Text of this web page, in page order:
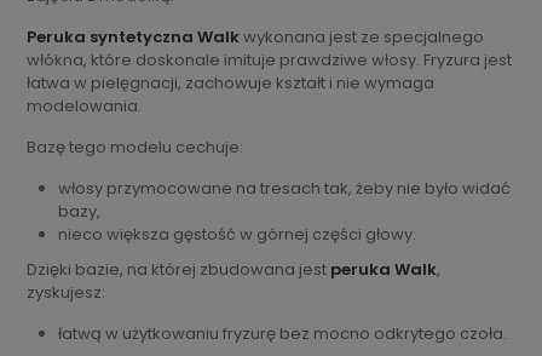
Peruka syntetyczna Walkwykonana jest ze specjalnego
włókna, które doskonale imituje prawdziwe włosy. Fryzura jest
łatwa w pielęgnacji, zachowuje kształt i nie wymaga
modelowania.
Bazę tego modelu cechuje:
włosy przymocowane na tresach tak, żeby nie było widać
bazy,
nieco większa gęstość w górnej części głowy.
Dzięki bazie, na której zbudowana jest peruka Walk,
zyskujesz:
łatwą w użytkowaniu fryzurę bez mocno odkrytego czoła.